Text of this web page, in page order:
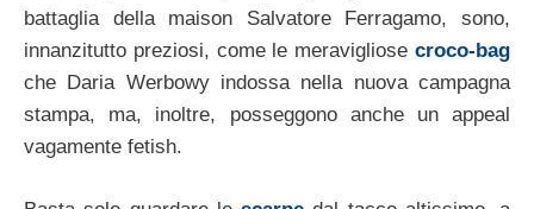
battaglia della maison Salvatore Ferragamo, sono,
innanzitutto preziosi, come le meravigliose croco-bag
che Daria Werbowy indossa nella nuova campagna
stampa, ma, inoltre, posseggono anche un appeal
vagamente fetish.